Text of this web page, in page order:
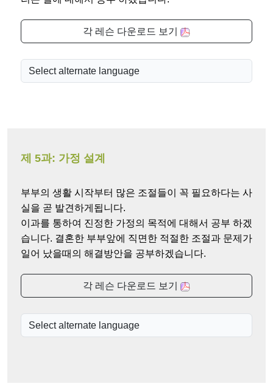
각 레슨 다운로드 보기
제 5과: 가정 설계
부부의 생활 시작부터 많은 조절들이 꼭 필요하다는 사
실을 곧 발견하게됩니다.
이과를 통하여 진정한 가정의 목적에 대해서 공부 하겠
습니다. 결혼한 부부앞에 직면한 적절한 조절과 문제가
일어 났을때의 해결방안을 공부하겠습니다.
각 레슨 다운로드 보기